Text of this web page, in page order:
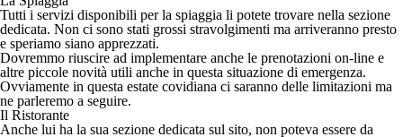
Tutti i servizi disponibili per la spiaggia li potete trovare nella sezione
dedicata. Non ci sono stati grossi stravolgimenti ma arriveranno presto
e speriamo siano apprezzati.
Dovremmo riuscire ad implementare anche le prenotazioni on-line e
altre piccole novità utili anche in questa situazione di emergenza.
Ovviamente in questa estate covidiana ci saranno delle limitazioni ma
ne parleremo a seguire.
Il Ristorante
Anche lui ha la sua sezione dedicata sul sito, non poteva essere da